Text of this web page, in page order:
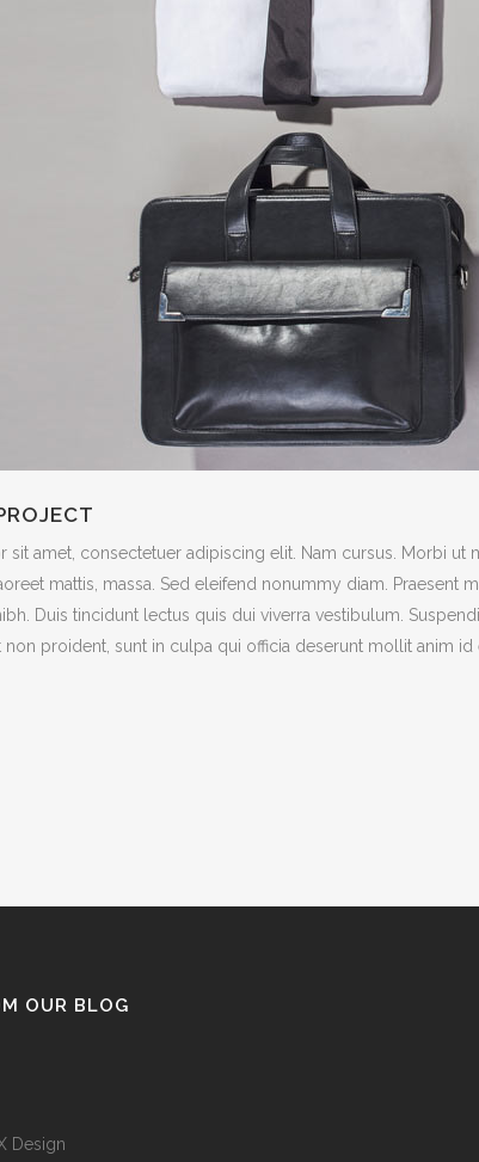
sit amet, consectetuer adipiscing elit. Nam cursus. Morbi ut
mattis, massa. Sed eleifend nonummy diam. Praesent
Duis tincidunt lectus quis dui viverra vestibulum.
non proident, sunt in culpa qui officia deserunt mollit anim id
OUR BLOG
Design